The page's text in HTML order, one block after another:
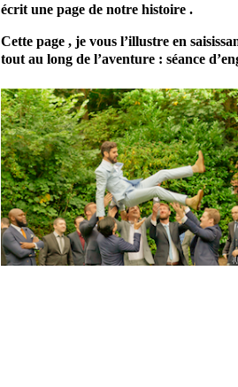
écrit une page de notre histoire .
Cette page , je vous l’illustre en
tout au long de l’aventure : séance